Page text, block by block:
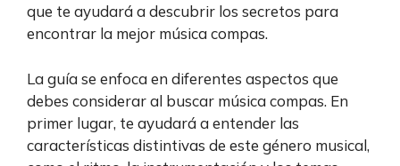
que te ayudará a descubrir los secretos para
encontrar la mejor música compas.
La guía se enfoca en diferentes aspectos que
debes considerar al buscar música compas. En
primer lugar, te ayudará a entender las
características distintivas de este género musical,